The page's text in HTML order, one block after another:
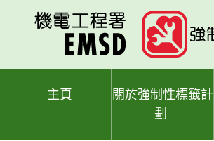
主頁
關於強制性標籤計
劃